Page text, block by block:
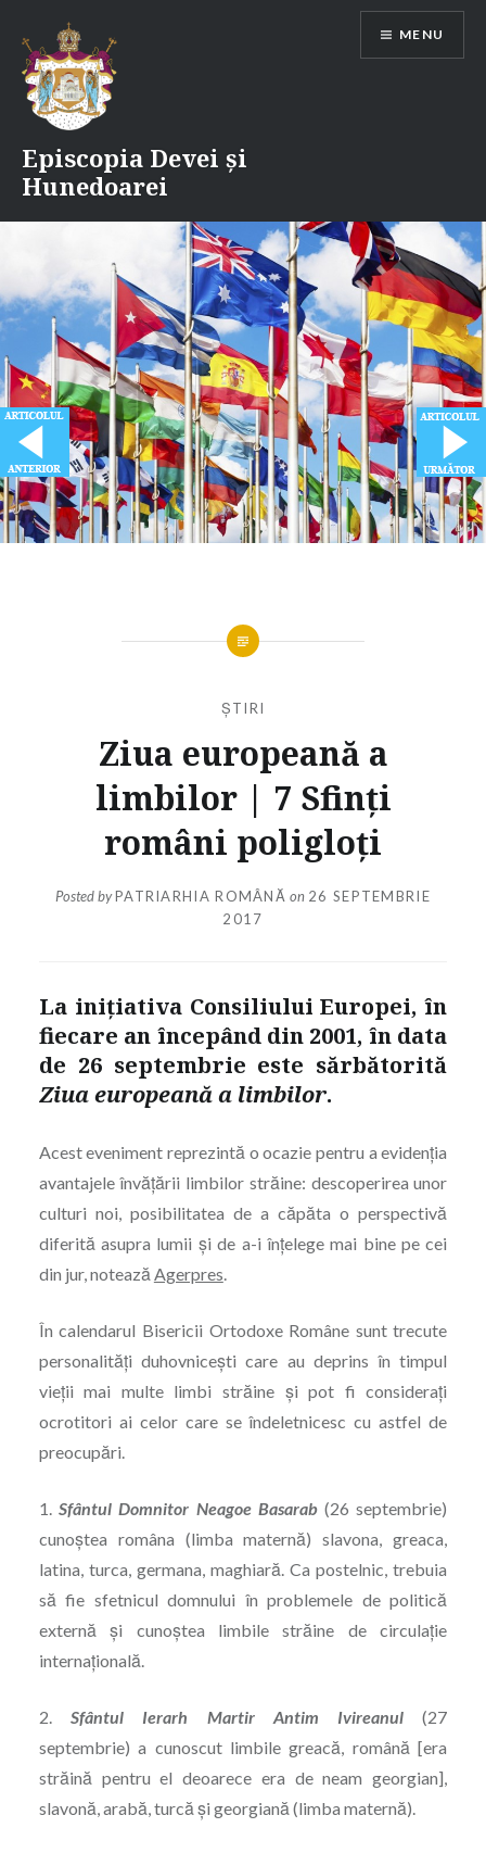
content
Episcopia Devei și
Hunedoarei
MENU
ȘTIRI
Ziua europeană a
limbilor | 7 Sfinți
români poligloți
Posted byPATRIARHIA ROMÂNĂ on 26 SEPTEMBRIE
2017
La inițiativa Consiliului Europei, în
fiecare an începând din 2001, în data
de 26 septembrie este sărbătorită
Ziua europeană a limbilor.
Acest eveniment reprezintă o ocazie pentru a evidenția
avantajele învățării limbilor străine: descoperirea unor
culturi noi, posibilitatea de a căpăta o perspectivă
diferită asupra lumii și de a-i înțelege mai bine pe cei
din jur, notează Agerpres.
În calendarul Bisericii Ortodoxe Române sunt trecute
personalități duhovnicești care au deprins în timpul
vieții mai multe limbi străine și pot fi considerați
ocrotitori ai celor care se îndeletnicesc cu astfel de
preocupări.
1.Sfântul Domnitor Neagoe Basarab(26 septembrie)
cunoștea româna (limba maternă) slavona, greaca,
latina, turca, germana, maghiară. Ca postelnic, trebuia
să fie sfetnicul domnului în problemele de politică
externă și cunoștea limbile străine de circulație
internațională.
2.Sfântul Ierarh Martir Antim Ivireanul(27
septembrie) a cunoscut limbile greacă, română [era
străină pentru el deoarece era de neam georgian],
slavonă, arabă, turcă și georgiană (limba maternă).